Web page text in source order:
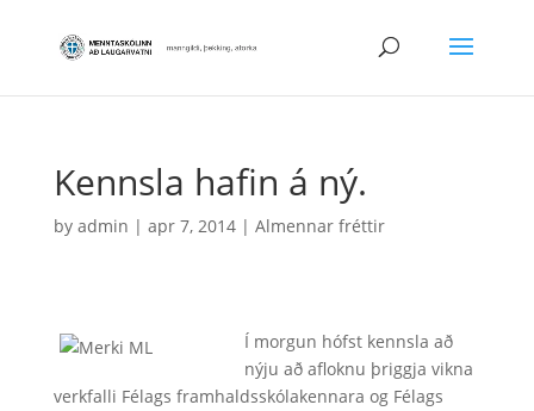
Kennsla hafin á ný.
by admin | apr 7, 2014| Almennar fréttir
Í morgun hófst kennsla að
nýju að afloknu þriggja vikna
verkfalli Félags framhaldsskólakennara og Félags